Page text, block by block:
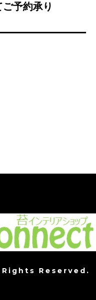
予約承り
Reserved.